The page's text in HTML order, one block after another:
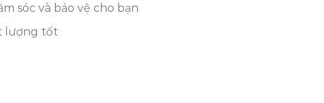
sóc và bảo vệ cho bạn
lượng tốt